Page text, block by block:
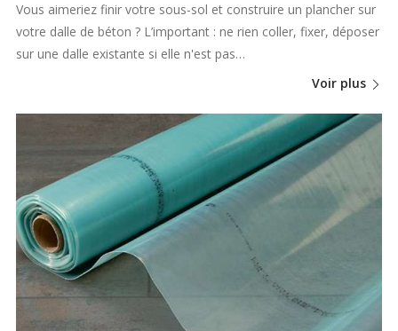
Vous aimeriez finir votre sous-sol et construire un plancher sur
votre dalle de béton ? L’important : ne rien coller, fixer, déposer
sur une dalle existante si elle n'est pas…
Voir plus